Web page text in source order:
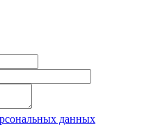
данных